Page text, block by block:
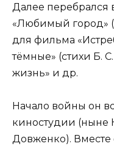
Далее перебрался
«Любимый город»
для фильма
тёмные» (стихи Б.
жизнь» и др.
Начало войны он
киностудии (ныне
Довженко). Вместе